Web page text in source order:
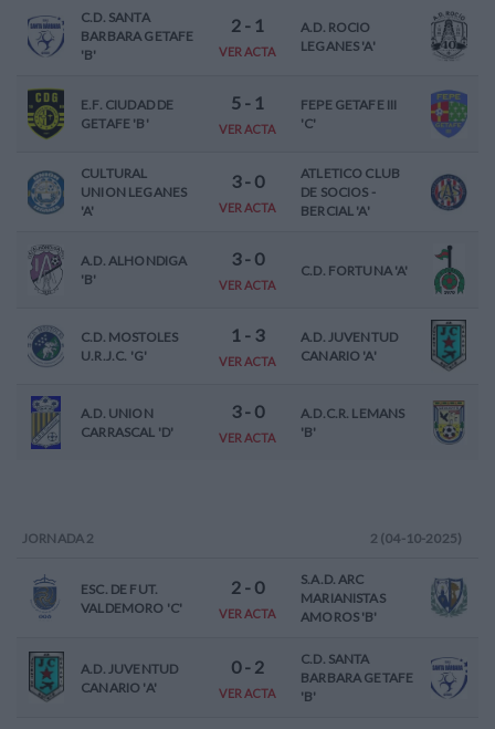
C.D. SANTA
BARBARA GETAFE
'B'
2- 1
VER ACTA
A.D. ROCIO
LEGANES 'A'
E.F. CIUDAD DE
GETAFE 'B'
5- 1
VER ACTA
FEPE GETAFE III
'C'
CULTURAL
UNION LEGANES
'A'
3- 0
VER ACTA
ATLETICO CLUB
DE SOCIOS -
BERCIAL 'A'
A.D. ALHONDIGA
'B'
3- 0
VER ACTA
C.D. FORTUNA 'A'
C.D. MOSTOLES
U.R.J.C. 'G'
1- 3
VER ACTA
A.D. JUVENTUD
CANARIO 'A'
A.D. UNION
CARRASCAL 'D'
3- 0
VER ACTA
A.D.C.R. LEMANS
'B'
JORNADA 2 2 (04-10-2025)
ESC. DE FUT.
VALDEMORO 'C'
2- 0
VER ACTA
S.A.D. ARC
MARIANISTAS
AMOROS 'B'
A.D. JUVENTUD
CANARIO 'A'
0- 2
VER ACTA
C.D. SANTA
BARBARA GETAFE
'B'